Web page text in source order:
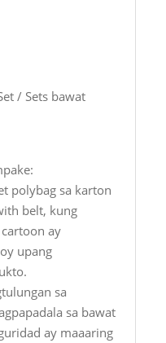
/ Sets bawat
polybag sa karton
belt, kung
ay
upang
sa
sa bawat
ay maaaring